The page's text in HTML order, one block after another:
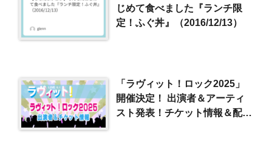
じめて食べました『ランチ限
定！ふぐ丼』（2016/12/13）
「ラヴィット！ロック2025」
開催決定！ 出演者＆アーティ
スト発表！チケット情報＆配信